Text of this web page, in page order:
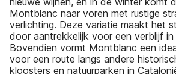
Montblanc naar voren met rustige
verlichting. Deze variatie maakt het
door aantrekkelijk voor een verblijf in
Bovendien vormt Montblanc een
voor een route langs andere
kloosters en natuurparken in